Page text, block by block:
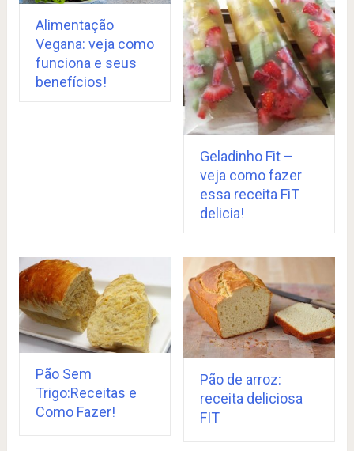
Alimentação
Vegana: veja como
funciona e seus
benefícios!
Geladinho Fit –
veja como fazer
essa receita FiT
delicia!
Pão Sem
Trigo:Receitas e
Como Fazer!
Pão de arroz:
receita deliciosa
FIT